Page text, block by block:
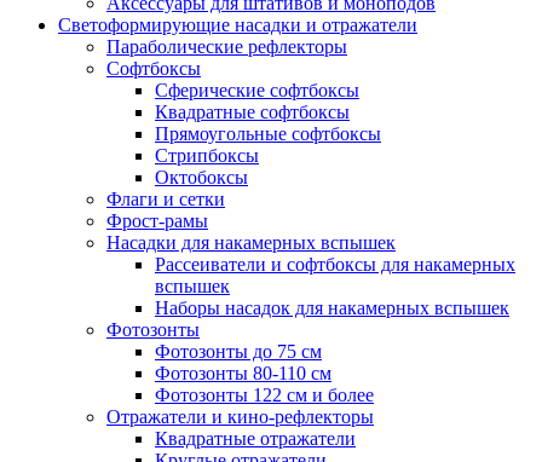
Светоформирующие насадки и отражатели
Параболические рефлекторы
Софтбоксы
Сферические софтбоксы
Квадратные софтбоксы
Прямоугольные софтбоксы
Стрипбоксы
Октобоксы
Флаги и сетки
Фрост-рамы
Насадки для накамерных вспышек
Рассеиватели и софтбоксы для накамерных
вспышек
Наборы насадок для накамерных вспышек
Фотозонты
Фотозонты до 75 см
Фотозонты 80-110 см
Фотозонты 122 см и более
Отражатели и кино-рефлекторы
Квадратные отражатели